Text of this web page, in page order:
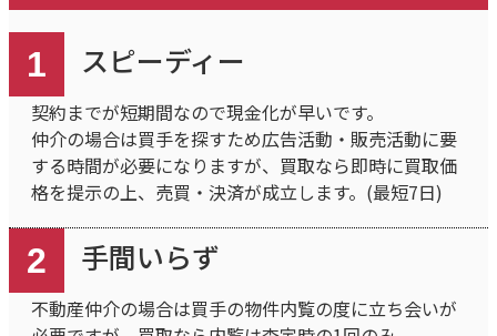
1 スピーディー
契約までが短期間なので現金化が早いです。
仲介の場合は買手を探すため広告活動・販売活動に要
する時間が必要になりますが、買取なら即時に買取価
格を提示の上、売買・決済が成立します。(最短7日)
2 手間いらず
不動産仲介の場合は買手の物件内覧の度に立ち会いが